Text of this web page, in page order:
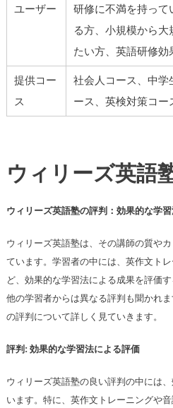
ユーザー
研修に不満を持っ
る方、小規模から
たい方、英語研修
提供コー
ス
社会人コース、中学
ース、英検対策コー
ウィリーズ英語
ウィリーズ英語塾の評判：効果的な学
ウィリーズ英語塾は、その講師の質や
ています。学習者の中には、英作文ト
ど、効果的な学習法による成果を評価
他の学習者からは異なる評判も聞かれ
の評判について詳しく見ていきます。
評判: 効果的な学習法による評価
ウィリーズ英語塾の良い評判の中には
います。特に、英作文トレーニングや